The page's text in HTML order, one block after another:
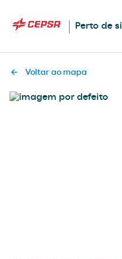
Perto de si
Voltar ao mapa